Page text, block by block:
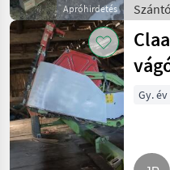
Apróhirdetés
Gy.